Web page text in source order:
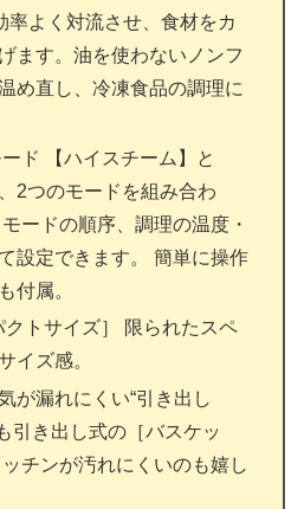
よく対流させ、食材をカ
ます。油を使わないノンフ
め直し、冷凍食品の調理に
ド 【ハイスチーム】と
2つのモードを組み合わ
ードの順序、調理の温度・
設定できます。 簡単に操作
付属。
クトサイズ］ 限られたスペ
イズ感。
が漏れにくい“引き出し
引き出し式の［バスケッ
チンが汚れにくいのも嬉し